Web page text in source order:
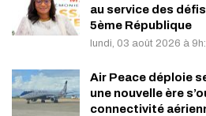
au service des
5ème République
lundi, 03 août 2026 à
Air Peace déploie
une nouvelle ère
connectivité